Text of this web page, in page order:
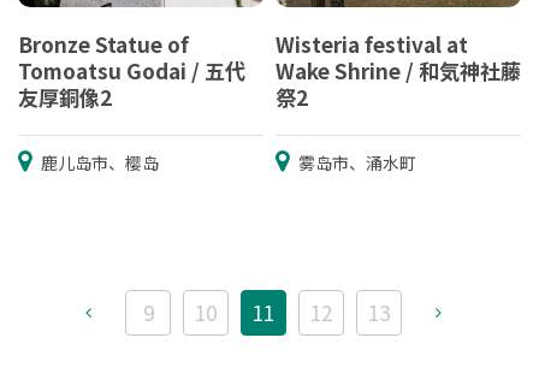
Bronze Statue of
Tomoatsu Godai / 五代
友厚銅像2
鹿儿岛市、樱岛
Wisteria festival at
Wake Shrine / 和気神社藤
祭2
雾岛市、涌水町
9 10 11 12 13